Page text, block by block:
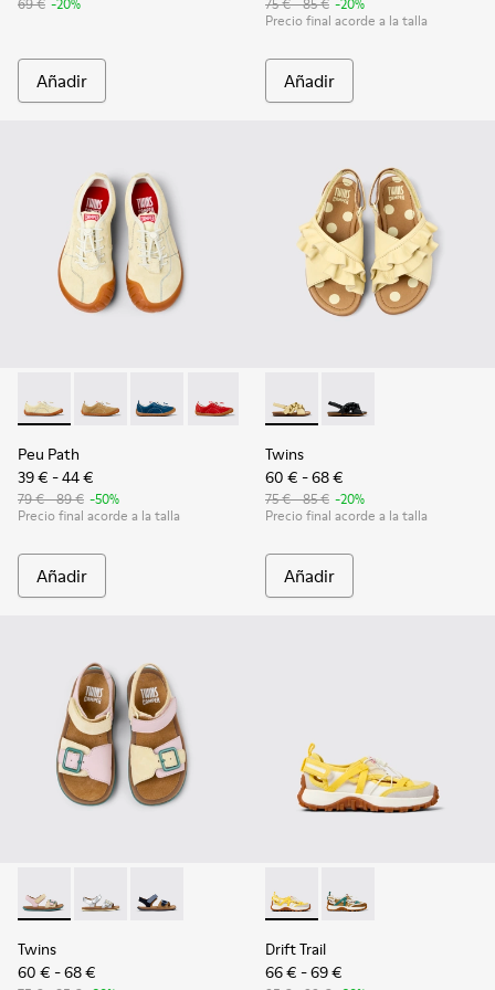
69 € -20%
Añadir
75 € - 85 € -20%
Precio final acorde a la talla
Añadir
Peu Path - K800694-003 - Sneakers de nobuk amarillas
Peu Path - K800694-004
Peu Path - K800694-002
Peu Path - K800694-001
Peu Path
39 € - 44 €
79 € - 89 € -50%
Precio final acorde a la talla
Añadir
Twins - K800677-001 -
Twins - K800677-003
Twins
60 € - 68 €
75 € - 85 € -20%
Precio final acorde a la talla
Añadir
Twins - K800672-003 - Sandalias de nobuk y piel amarillas
Twins - K800672-004 - Sandalias de piel grises para
Twins - K800672-002
Twins
60 € - 68 €
Drift Trail - K800695-001 -
Drift Trail -
Drift Trail
66 € - 69 €